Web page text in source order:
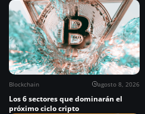
Blockchain agosto 8, 2026
Los 6 sectores que dominarán el
próximo ciclo cripto